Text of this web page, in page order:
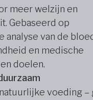
meer welzijn en
Gebaseerd op
analyse van de
en medische
doelen.
voeding –